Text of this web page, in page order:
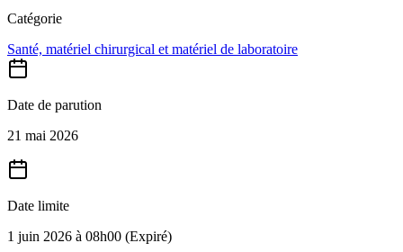
Catégorie
Santé, matériel chirurgical et matériel de laboratoire
Date de parution
21 mai 2026
Date limite
1 juin 2026 à 08h00 (Expiré)